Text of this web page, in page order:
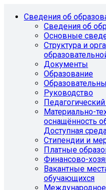
Сведения об
Сведения об
Основные
Структура и
Документы
Образование
Руководство
Педагогический
Материально-
оснащённость
Доступная
Стипендии и
Платные
Финансово-
Вакантные
обучающихся
Международное